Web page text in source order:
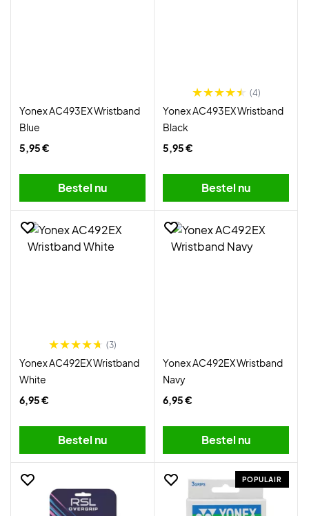
Yonex AC493EX Wristband
Blue
5,95 €
Bestel nu
(4)
Yonex AC493EX Wristband
Black
5,95 €
Bestel nu
(3)
Yonex AC492EX Wristband
White
6,95 €
Bestel nu
Yonex AC492EX Wristband
Navy
6,95 €
Bestel nu
POPULAIR